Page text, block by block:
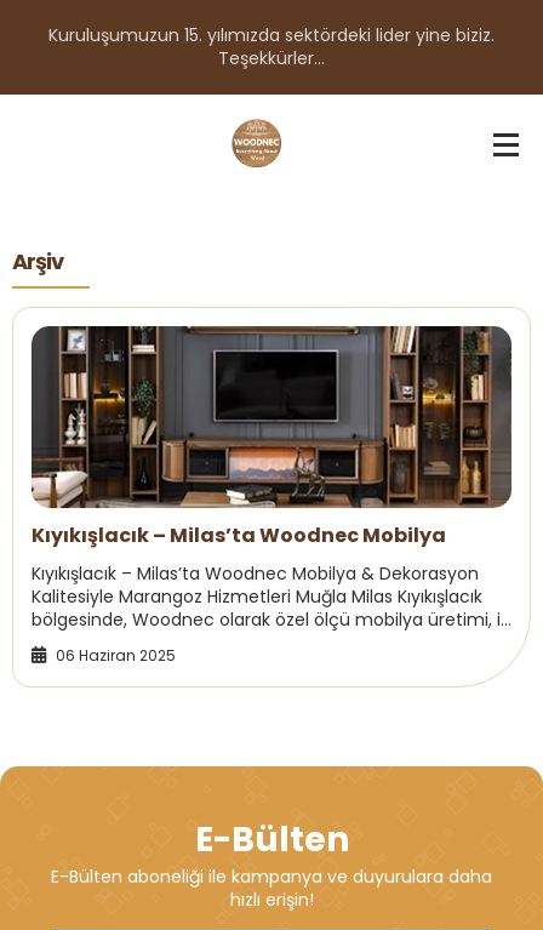
Kuruluşumuzun 15. yılımızda sektördeki lider yine biziz.
Teşekkürler...
Arşiv
Kıyıkışlacık – Milas’ta Woodnec Mobilya
Kıyıkışlacık – Milas’ta Woodnec Mobilya & Dekorasyon
Kalitesiyle Marangoz Hizmetleri Muğla Milas Kıyıkışlacık
bölgesinde, Woodnec olarak özel ölçü mobilya üretimi, iç
mekan marangozluk, parke sist...
06 Haziran 2025
E-Bülten
E-Bülten aboneliği ile kampanya ve duyurulara daha
hızlı erişin!